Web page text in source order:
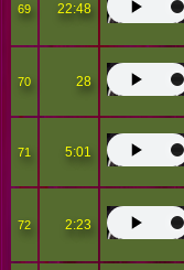
69 22:48
70 28
71 5:01
72 2:23